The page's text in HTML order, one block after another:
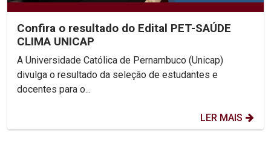
Confira o resultado do Edital PET-SAÚDE
CLIMA UNICAP
A Universidade Católica de Pernambuco (Unicap)
divulga o resultado da seleção de estudantes e
docentes para o...
LER MAIS